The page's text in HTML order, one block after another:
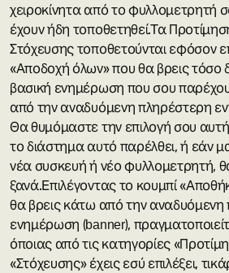
χειροκίνητα από το φυλλομετρητή
έχουν ήδη τοποθετηθεί.Τα
Στόχευσης τοποθετούνται εφόσον
«Αποδοχή όλων» που θα βρεις τόσο
βασική ενημέρωση που σου
από την αναδυόμενη πληρέστερη
Θα θυμόμαστε την επιλογή σου
το διάστημα αυτό παρέλθει, ή εάν
νέα συσκευή ή νέο φυλλομετρητή,
ξανά.Επιλέγοντας το κουμπί
θα βρεις κάτω από την αναδυόμενη
ενημέρωση (banner),
όποιας από τις κατηγορίες
«Στόχευσης» έχεις εσύ επιλέξει,